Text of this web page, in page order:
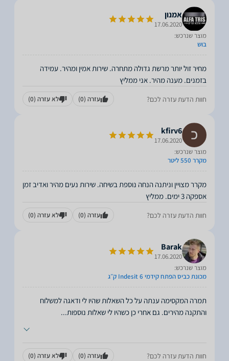
אמנון
17.06.2020
מוצר שנרכש:
בוש
מחיר זול יותר מרשת גדולה מתחרה. שירות אמין ומהיר. עמידה
בזמנים. מענה מהיר. אני ממליץ
חוות הדעת עזרה לכם? עזרה (0) לא עזרה (0)
kfirv6
17.06.2020
מוצר שנרכש:
מקרר 550 ליטר
מקרר מצויין וניתנה הנחה נוספת בשיחה. שירות נעים מהיר ואדיב זמן
אספקה 3 ימים. ממליץ
חוות הדעת עזרה לכם? עזרה (0) לא עזרה (0)
Barak
17.06.2020
מוצר שנרכש:
מכונת כביס הפתח קידמי Indesit 6 ק״ג
תמרה המקסימה ענתה על כל השאלות שהיו לי ודאגה למשלוח
והתקנה מהירים. גם אחרי כן כשהיו לי שאלות נוספות...
חוות הדעת עזרה לכם? עזרה (0) לא עזרה (0)